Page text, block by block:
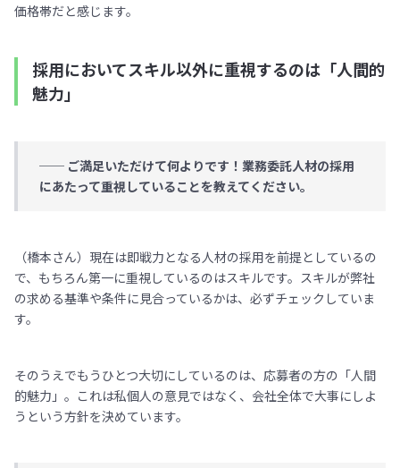
価格帯だと感じます。
採用においてスキル以外に重視するのは「人間的
魅力」
── ご満足いただけて何よりです！業務委託人材の採用
にあたって重視していることを教えてください。
（橋本さん）現在は即戦力となる人材の採用を前提としているの
で、もちろん第一に重視しているのはスキルです。スキルが弊社
の求める基準や条件に見合っているかは、必ずチェックしていま
す。
そのうえでもうひとつ大切にしているのは、応募者の方の「人間
的魅力」。これは私個人の意見ではなく、会社全体で大事にしよ
うという方針を決めています。